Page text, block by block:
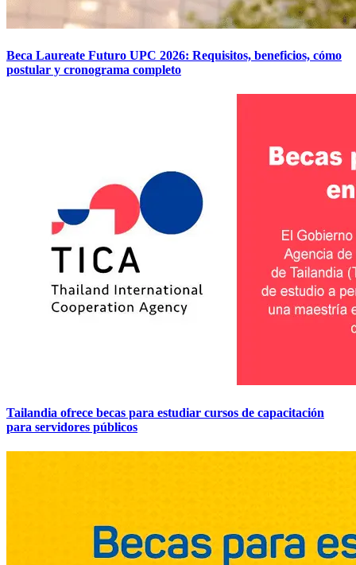
Beca Laureate Futuro UPC 2026: Requisitos, beneficios, cómo
postular y cronograma completo
Tailandia ofrece becas para estudiar cursos de capacitación
para servidores públicos